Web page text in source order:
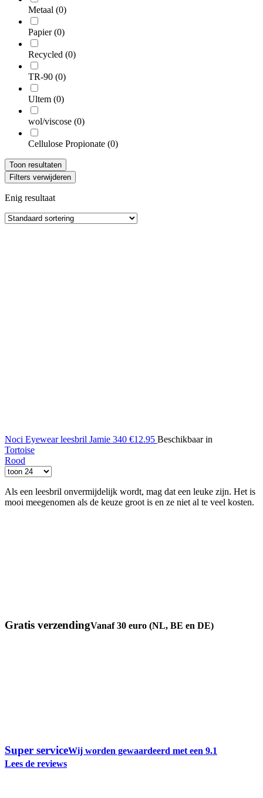
Metaal (0)
Papier(0)
Recycled (0)
TR-90 (0)
Ultem (0)
wol/viscose (0)
Cellulose Propionate (0)
Toon resultaten
Filters verwijderen
Enig resultaat
Noci Eyewear leesbril Jamie 340 €12.95 Beschikbaar in
Tortoise
Rood
Als een leesbril onvermijdelijk wordt, mag dat een leuke zijn. Het is
mooi meegenomen als de keuze groot is en ze niet al te veel kosten.
Gratis verzendingVanaf 30 euro (NL, BE en DE)
Super serviceWij worden gewaardeerd met een 9.1
Lees de reviews